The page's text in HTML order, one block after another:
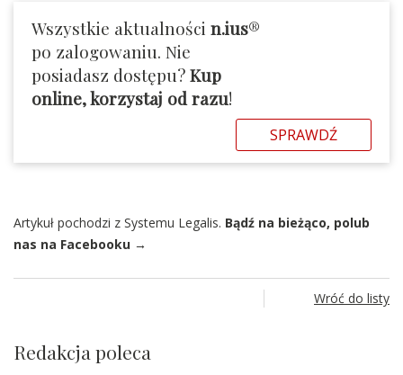
Wszystkie aktualności n.ius®
po zalogowaniu. Nie
posiadasz dostępu?Kup
online, korzystaj od razu!
SPRAWDŹ
Artykuł pochodzi z Systemu Legalis. Bądź na bieżąco, polub
nas na Facebooku →
Wróć do listy
Redakcja poleca